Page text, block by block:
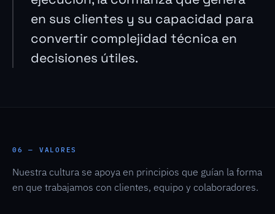
en sus clientes y su capacidad para
convertir complejidad técnica en
decisiones útiles.
06 — VALORES
Nuestra cultura se apoya en principios que guían la forma
en que trabajamos con clientes, equipo y colaboradores.